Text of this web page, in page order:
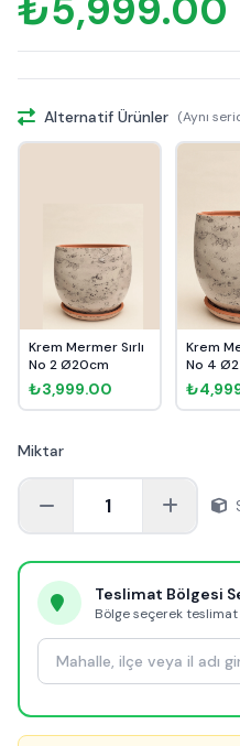
Alternatif Ürünler (Aynı
Krem Mermer Sırlı
No 2 Ø20cm
₺3,999.00
Krem
No 4
Miktar
1
Teslimat Bölgesi
Bölge seçerek